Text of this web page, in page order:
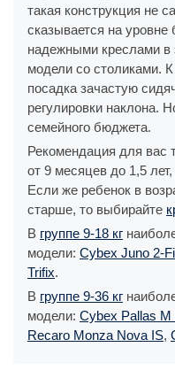
такая конструкция не
сказывается на
надежными креслами в
модели со столиками.
посадка зачастую
регулировки наклона.
семейного бюджета.
Рекомендация для вас
от 9 месяцев до 1,5
Если же ребенок в
старше, то выбирайте
В группе 9-18 кг
модели: Cybex Juno 2-
Trifix.
В группе 9-36 кг
модели: Cybex Pallas M
Recaro Monza Nova IS,